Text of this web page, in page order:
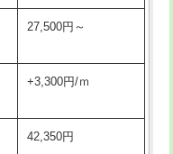
3,300円
5,500円
11,000円
27,500円～
+3,300円/ｍ
42,350円